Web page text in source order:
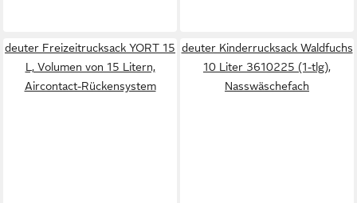
deuter Freizeitrucksack YORT 15
L, Volumen von 15 Litern,
Aircontact-Rückensystem
deuter Kinderrucksack Waldfuchs
10 Liter 3610225 (1-tlg),
Nasswäschefach